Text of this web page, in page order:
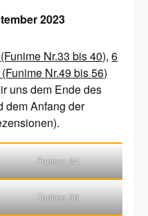
2023
Nr.33 bis 40),6
Nr.49 bis 56)
uns dem Ende des
dem Anfang der
Funime 34
Funime 36